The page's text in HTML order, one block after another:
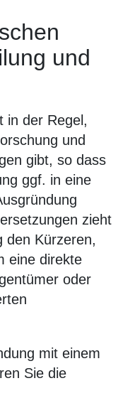
und
in der Regel,
und
gibt, so dass
ggf. in eine
zieht
den Kürzeren,
eine direkte
oder
mit einem
Sie die